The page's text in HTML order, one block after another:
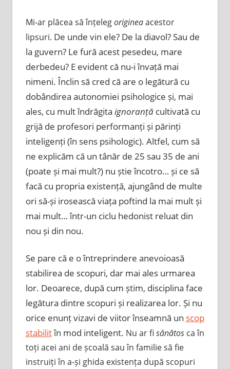
Mi-ar plăcea să înțelegorigineaacestor
lipsuri. De unde vin ele? De la diavol? Sau de
la guvern? Le fură acest pesedeu, mare
derbedeu? E evident că nu-i învață mai
nimeni.Înclin să cred că are o legătură cu
dobândirea autonomiei psihologice și, mai
ales, cu mult îndrăgita ignoranțăcultivată cu
grijă de profesori performanți și părinți
inteligenți (în sens psihologic). Altfel, cum să
ne explicăm că un tânăr de 25 sau 35 de ani
(poate și mai mult?) nu știe încotro… și ce să
facă cu propria existență, ajungând de multe
ori să-și irosească viața poftind la mai mult și
mai mult… într-un ciclu hedonist reluat din
nou și din nou.
Se pare că e o întreprindere anevoioasă
stabilirea de scopuri, dar mai ales urmarea
lor. Deoarece, după cum știm, disciplina face
legătura dintre scopuri și realizarea lor. Și nu
orice enunț vizavi de viitor înseamnă un scop
stabilitîn mod inteligent. Nu ar fi sănătosca în
toți acei ani de școală sau în familie să fie
instruiți în a-și ghida existența după scopuri